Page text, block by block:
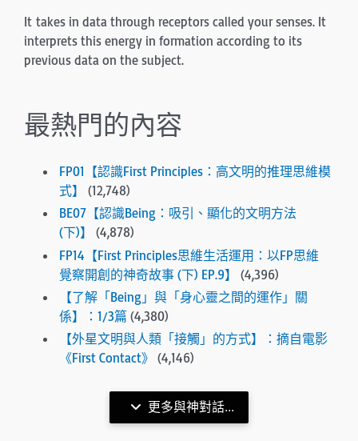
It takes in data through receptors called your senses. It
interprets this energy in formation according to its
previous data on the subject.
最熱門的內容
FP01【認識First Principles：高文明的推理思維模
式】
(12,748)
BE07【認識Being：吸引、顯化的文明方法
(下)】
(4,878)
FP14【First Principles思維生活運用：以FP思維
覺察開創的神奇故事 (下) EP.9】
(4,396)
【了解「Being」與「身心靈之間的運作」關
係】：1/3篇 (4,380)
【外星文明與人類「接觸」的方式】：摘自電影
《First Contact》
(4,146)
更多與神對話...